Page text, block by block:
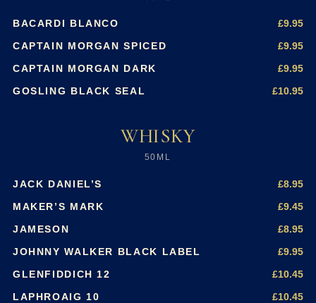
BACARDI BLANCO £9.95
CAPTAIN MORGAN SPICED £9.95
CAPTAIN MORGAN DARK £9.95
GOSLING BLACK SEAL £10.95
WHISKY
50ML
JACK DANIEL’S £8.95
MAKER’S MARK £9.45
JAMESON £8.95
JOHNNY WALKER BLACK LABEL £9.95
GLENFIDDICH 12 £10.45
LAPHROAIG 10 £10.45